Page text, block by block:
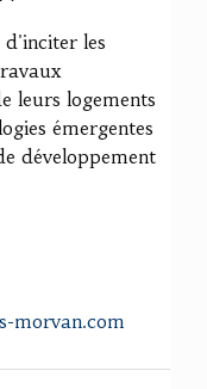
les
leurs logements
émergentes
développement
morvan.com